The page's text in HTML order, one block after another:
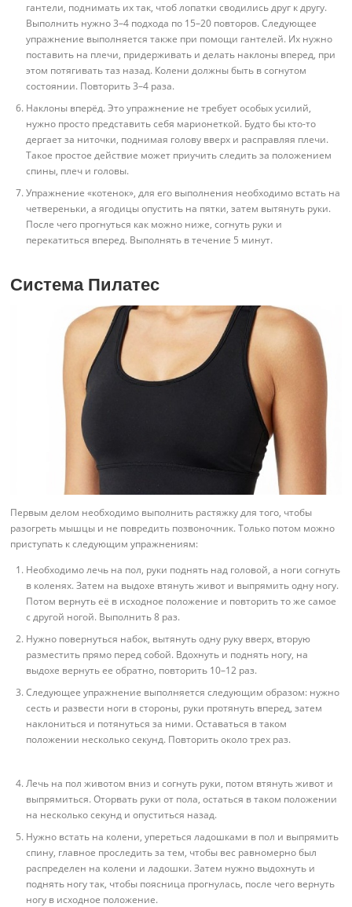
гантели, поднимать их так, чтоб лопатки сводились друг к другу.
Выполнить нужно 3–4 подхода по 15–20 повторов. Следующее
упражнение выполняется также при помощи гантелей. Их нужно
поставить на плечи, придерживать и делать наклоны вперед, при
этом потягивать таз назад. Колени должны быть в согнутом
состоянии. Повторить 3–4 раза.
Наклоны вперёд. Это упражнение не требует особых усилий,
нужно просто представить себя марионеткой. Будто бы кто-то
дергает за ниточки, поднимая голову вверх и расправляя плечи.
Такое простое действие может приучить следить за положением
спины, плеч и головы.
Упражнение «котенок», для его выполнения необходимо встать на
четвереньки, а ягодицы опустить на пятки, затем вытянуть руки.
После чего прогнуться как можно ниже, согнуть руки и
перекатиться вперед. Выполнять в течение 5 минут.
Система Пилатес
Первым делом необходимо выполнить растяжку для того, чтобы
разогреть мышцы и не повредить позвоночник. Только потом можно
приступать к следующим упражнениям:
Необходимо лечь на пол, руки поднять над головой, а ноги согнуть
в коленях. Затем на выдохе втянуть живот и выпрямить одну ногу.
Потом вернуть её в исходное положение и повторить то же самое
с другой ногой. Выполнить 8 раз.
Нужно повернуться набок, вытянуть одну руку вверх, вторую
разместить прямо перед собой. Вдохнуть и поднять ногу, на
выдохе вернуть ее обратно, повторить 10–12 раз.
Следующее упражнение выполняется следующим образом: нужно
сесть и развести ноги в стороны, руки протянуть вперед, затем
наклониться и потянуться за ними. Оставаться в таком
положении несколько секунд. Повторить около трех раз.
Лечь на пол животом вниз и согнуть руки, потом втянуть живот и
выпрямиться. Оторвать руки от пола, остаться в таком положении
на несколько секунд и опуститься назад.
Нужно встать на колени, упереться ладошками в пол и выпрямить
спину, главное проследить за тем, чтобы вес равномерно был
распределен на колени и ладошки. Затем нужно выдохнуть и
поднять ногу так, чтобы поясница прогнулась, после чего вернуть
ногу в исходное положение.